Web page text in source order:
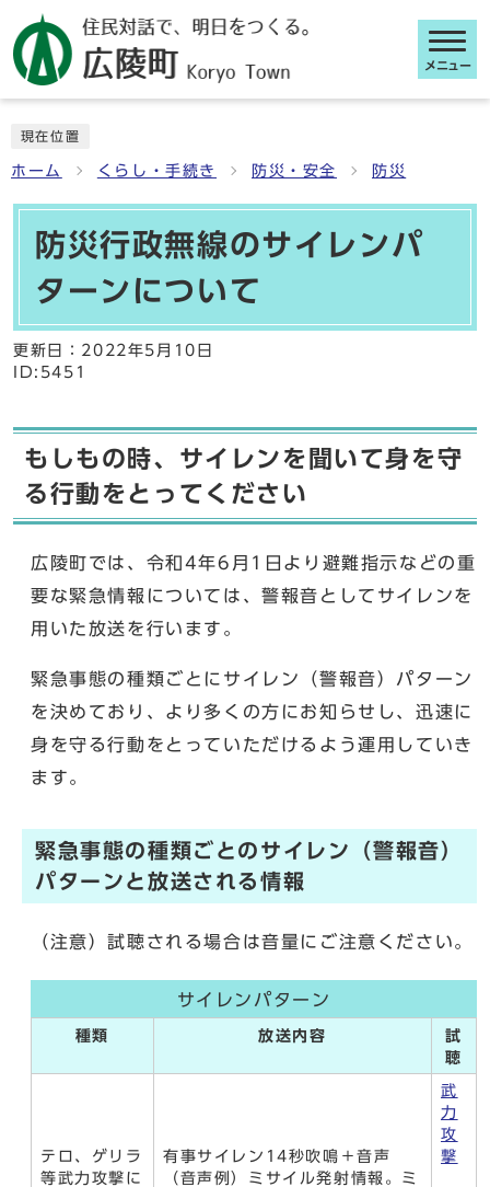
メニュー
現在位置
ホーム くらし・手続き 防災・安全 防災
防災行政無線のサイレンパ
ターンについて
更新日： 2022年5月10日
ID:5451
もしもの時、サイレンを聞いて身を守
る行動をとってください
広陵町では、令和4年6月1日より避難指示などの重
要な緊急情報については、警報音としてサイレンを
用いた放送を行います。
緊急事態の種類ごとにサイレン（警報音）パターン
を決めており、より多くの方にお知らせし、迅速に
身を守る行動をとっていただけるよう運用していき
ます。
緊急事態の種類ごとのサイレン（警報音）
パターンと放送される情報
（注意）試聴される場合は音量にご注意ください。
サイレンパターン
種類 放送内容
試
聴
テロ、ゲリラ
等武力攻撃に
有事サイレン14秒吹鳴＋音声
（音声例）ミサイル発射情報。ミ
武
力
攻
撃